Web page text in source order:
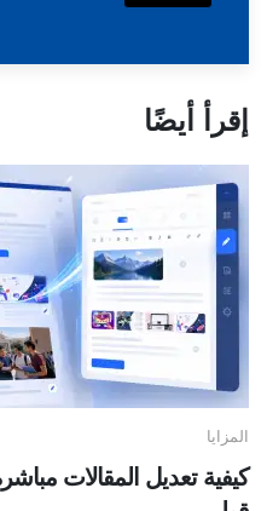
إقرأ أيضًا
المزايا
كيفية تعديل المقالات